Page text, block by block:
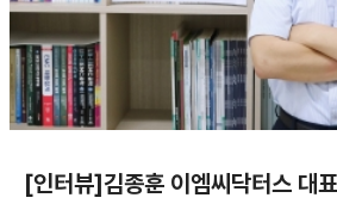
[인터뷰]김종훈 이엠씨닥터스 대